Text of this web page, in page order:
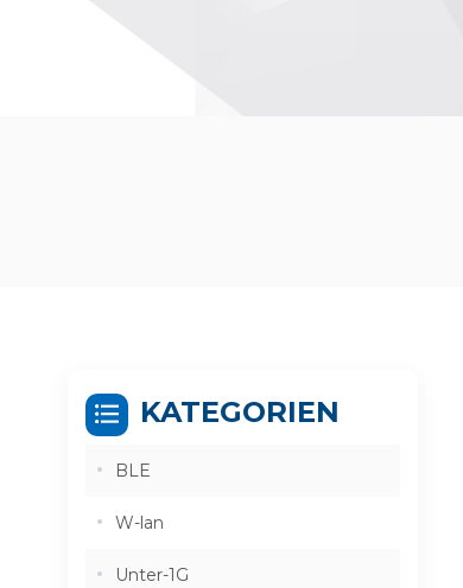
KATEGORIEN
BLE
W-lan
Unter-1G